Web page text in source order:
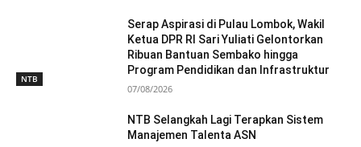
NTB
Serap Aspirasi di Pulau Lombok, Wakil
Ketua DPR RI Sari Yuliati Gelontorkan
Ribuan Bantuan Sembako hingga
Program Pendidikan dan Infrastruktur
07/08/2026
NTB Selangkah Lagi Terapkan Sistem
Manajemen Talenta ASN